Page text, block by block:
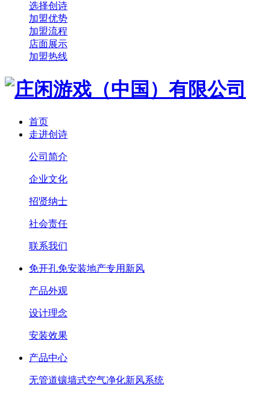
选择创诗
加盟优势
加盟流程
店面展示
加盟热线
首页
走进创诗
公司简介
企业文化
招贤纳士
社会责任
联系我们
免开孔免安装地产专用新风
产品外观
设计理念
安装效果
产品中心
无管道镶墙式空气净化新风系统